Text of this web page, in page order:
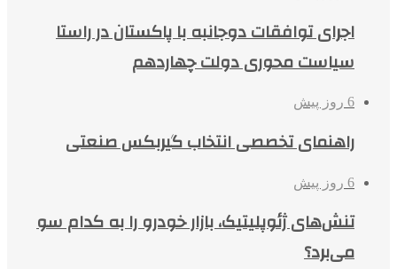
اجرای توافقات دوجانبه با پاکستان در راستا
سیاست محوری دولت چهاردهم
6 روز پیش
راهنمای تخصصی انتخاب گیربکس صنعتی
6 روز پیش
تنش‌های ژئوپلیتیک، بازار خودرو را به کدام سو
می‌برد؟